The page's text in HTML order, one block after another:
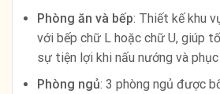
Phòng ăn và bếp: Thiết kế khu
với bếp chữ L hoặc chữ U, giúp
sự tiện lợi khi nấu nướng và phục
Phòng ngủ: 3 phòng ngủ được